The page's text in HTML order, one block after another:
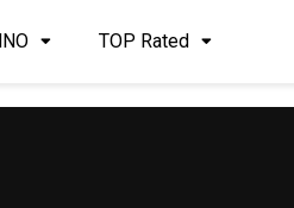
TOP Rated